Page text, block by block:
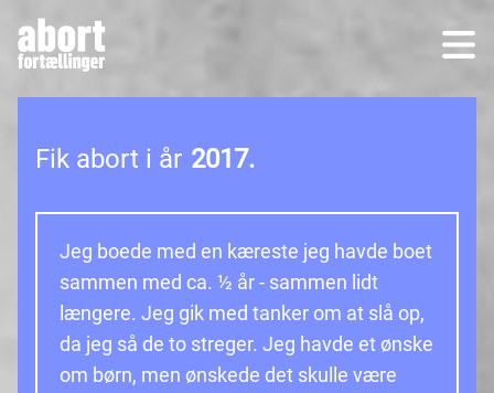
Fik abort i år 2017.
Jeg boede med en kæreste jeg havde boet
sammen med ca. ½ år - sammen lidt
længere. Jeg gik med tanker om at slå op,
da jeg så de to streger. Jeg havde et ønske
om børn, men ønskede det skulle være